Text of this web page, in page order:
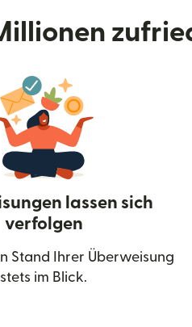
lassen sich
verfolgen
Stand Ihrer Überweisung
stets im Blick.